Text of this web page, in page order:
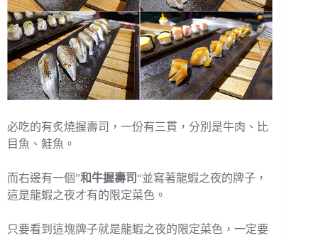
必吃的有炙燒握壽司，一份有三貫，分別是牛肉、比
目魚、鮭魚。
而右邊有一個”和牛握壽司 “並寫著龍蝦之夜的牌子，
這是龍蝦之夜才有的限定菜色。
只要看到這塊牌子就是龍蝦之夜的限定菜色，一定要